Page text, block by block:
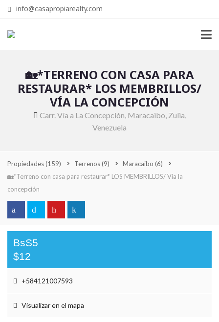
info@casapropiarealty.com
🏡*TERRENO CON CASA PARA
RESTAURAR* LOS MEMBRILLOS/
VÍA LA CONCEPCIÓN
Carr. Vía a La Concepción, Maracaibo, Zulia,
Venezuela
Propiedades(159) Terrenos(9) Maracaibo (6)
🏡*Terreno con casa para restaurar* LOS MEMBRILLOS/ Vía la
concepción
BsS5
$12
+584121007593
Visualizar en el mapa